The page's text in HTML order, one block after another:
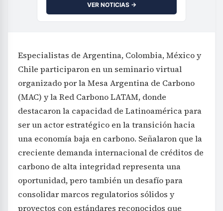
VER NOTICIAS →
Especialistas de Argentina, Colombia, México y
Chile participaron en un seminario virtual
organizado por la Mesa Argentina de Carbono
(MAC) y la Red Carbono LATAM, donde
destacaron la capacidad de Latinoamérica para
ser un actor estratégico en la transición hacia
una economía baja en carbono. Señalaron que la
creciente demanda internacional de créditos de
carbono de alta integridad representa una
oportunidad, pero también un desafío para
consolidar marcos regulatorios sólidos y
proyectos con estándares reconocidos que